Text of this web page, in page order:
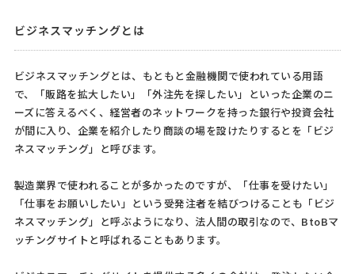
ビジネスマッチングとは
ビジネスマッチングとは、もともと金融機関で使われている用語
で、「販路を拡大したい」「外注先を探したい」といった企業のニ
ーズに答えるべく、経営者のネットワークを持った銀行や投資会社
が間に入り、企業を紹介したり商談の場を設けたりするとを「ビジ
ネスマッチング」と呼びます。
製造業界で使われることが多かったのですが、「仕事を受けたい」
「仕事をお願いしたい」という受発注者を結びつけることも「ビジ
ネスマッチング」と呼ぶようになり、法人間の取引なので、BtoBマ
ッチングサイトと呼ばれることもあります。